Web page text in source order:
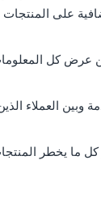
على المنتجات
عرض كل
العملاء
ما يخطر